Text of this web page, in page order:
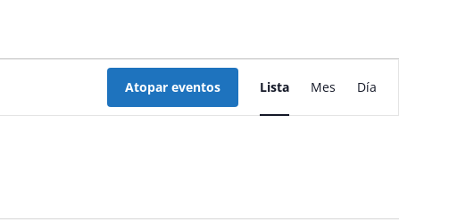
Atopar eventos
NAVEGACIÓN
DE
VISTAS
Lista Mes Día